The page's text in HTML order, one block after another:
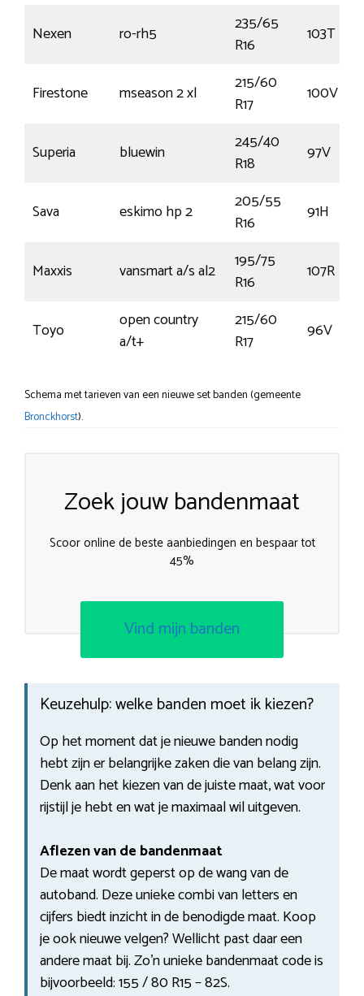
Nexen ro-rh5
235/65
R16
103T
Firestone mseason 2 xl
215/60
R17
100V
Superia bluewin
245/40
R18
97V
Sava eskimo hp 2
205/55
R16
91H
Maxxis vansmart a/s al2
195/75
R16
107R
Toyo
open country
a/t+
215/60
R17
96V
Schema met tarieven van een nieuwe set banden (gemeente
Bronckhorst).
Zoek jouw bandenmaat
Scoor online de beste aanbiedingen en bespaar tot
45%
Vind mijn banden
Keuzehulp: welke banden moet ik kiezen?
Op het moment dat je nieuwe banden nodig
hebt zijn er belangrijke zaken die van belang zijn.
Denk aan het kiezen van de juiste maat, wat voor
rijstijl je hebt en wat je maximaal wil uitgeven.
Aflezen van de bandenmaat
De maat wordt geperst op de wang van de
autoband. Deze unieke combi van letters en
cijfers biedt inzicht in de benodigde maat. Koop
je ook nieuwe velgen? Wellicht past daar een
andere maat bij. Zo’n unieke bandenmaat code is
bijvoorbeeld: 155 / 80 R15 – 82S.